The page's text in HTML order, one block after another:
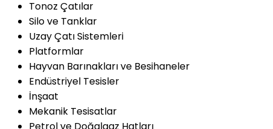
Tonoz Çatılar
Silo ve Tanklar
Uzay Çatı Sistemleri
Platformlar
Hayvan Barınakları ve Besihaneler
Endüstriyel Tesisler
İnşaat
Mekanik Tesisatlar
Petrol ve Doğalgaz Hatları